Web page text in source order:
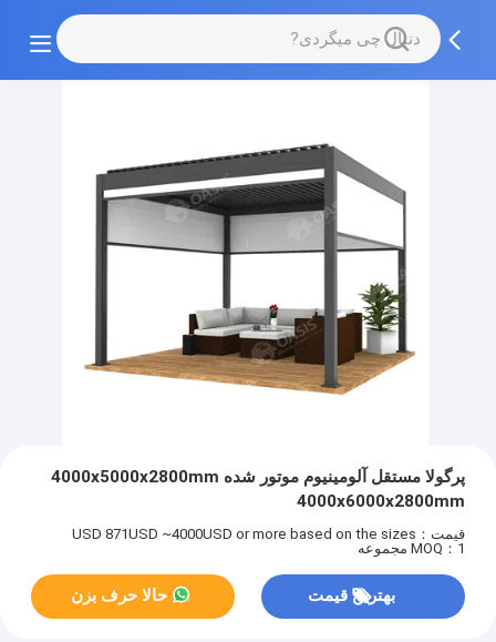
پرگولا مستقل آلومینیوم موتور شده 4000x5000x2800mm
4000x6000x2800mm
قیمت：USD 871USD ~4000USD or more based on the sizes
MOQ：1 مجموعه
بهترین قیمت حالا حرف بزن